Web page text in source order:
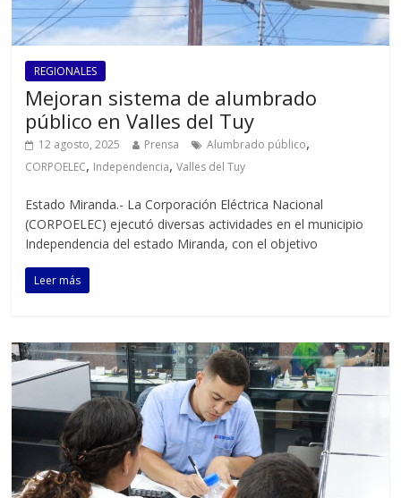
REGIONALES
Mejoran sistema de alumbrado
público en Valles del Tuy
12 agosto, 2025 Prensa Alumbrado público,
CORPOELEC, Independencia,Valles del Tuy
Estado Miranda.- La Corporación Eléctrica Nacional
(CORPOELEC) ejecutó diversas actividades en el municipio
Independencia del estado Miranda, con el objetivo
Leer más